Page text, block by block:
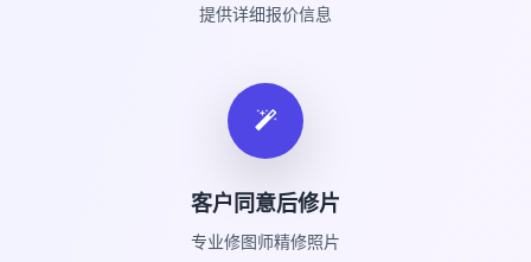
提供详细报价信息
客户同意后修片
专业修图师精修照片